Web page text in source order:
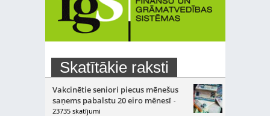
Skatītākie raksti
Vakcinētie seniori piecus mēnešus
saņems pabalstu 20 eiro mēnesī -
23735 skatījumi